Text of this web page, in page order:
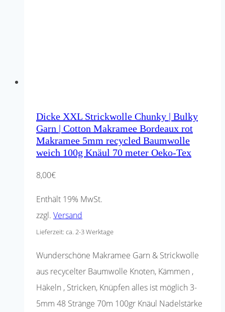
Dicke XXL Strickwolle Chunky | Bulky
Garn | Cotton Makramee Bordeaux rot
Makramee 5mm recycled Baumwolle
weich 100g Knäul 70 meter Oeko-Tex
8,00€
Enthält 19% MwSt.
zzgl. Versand
Lieferzeit: ca. 2-3 Werktage
Wunderschöne Makramee Garn & Strickwolle
aus recycelter Baumwolle Knoten, Kämmen ,
Häkeln , Stricken, Knüpfen alles ist möglich 3-
5mm 48 Stränge 70m 100gr Knäul Nadelstärke